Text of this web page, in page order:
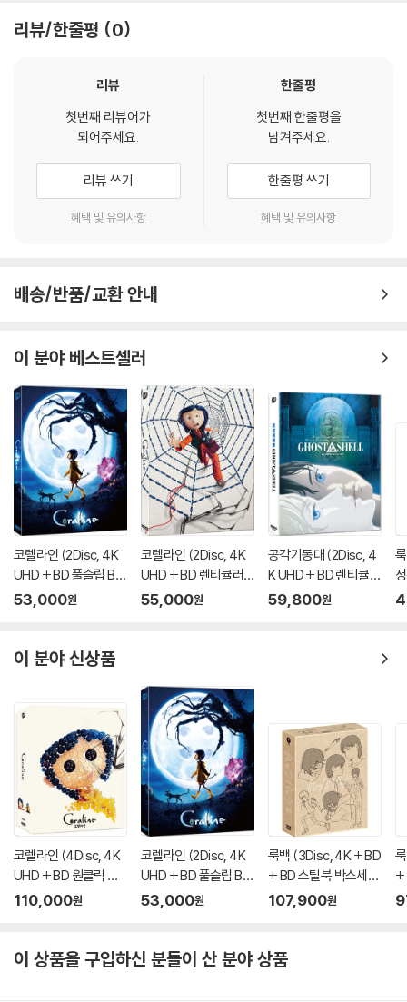
리뷰/한줄평 0
리뷰
첫번째 리뷰어가
되어주세요.
리뷰 쓰기
혜택 및 유의사항
한줄평
첫번째 한줄평을
남겨주세요.
한줄평 쓰기
혜택 및 유의사항
배송/반품/교환 안내
이 분야 베스트셀러
코렐라인 (2Disc, 4K
UHD + BD 풀슬립 B T
ype 500장 한정판) :
53,000원
코렐라인 (2Disc, 4K
UHD + BD 렌티큘러
풀슬립 A Type 700장
55,000원
공각기동대 (2Disc, 4
K UHD + BD 렌티큘러
풀슬립 스틸북 한정판
59,800원
이 분야 신상품
코렐라인 (4Disc, 4K
UHD + BD 원클릭 박
스 C Type 400장 한
110,000원
코렐라인 (2Disc, 4K
UHD + BD 풀슬립 B T
ype 500장 한정판) :
53,000원
룩백 (3Disc, 4K + BD
+ BD 스틸북 박스세트
한정판) : 블루레이
107,900원
+
이 상품을 구입하신 분들이 산 분야 상품